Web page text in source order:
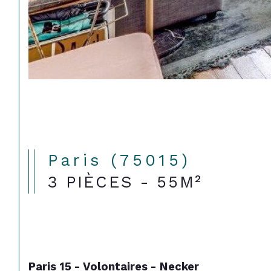
Paris (75015)
3 PIÈCES - 55M²
Paris 15 - Volontaires - Necker